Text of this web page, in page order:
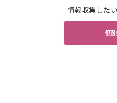
情報収集した
個